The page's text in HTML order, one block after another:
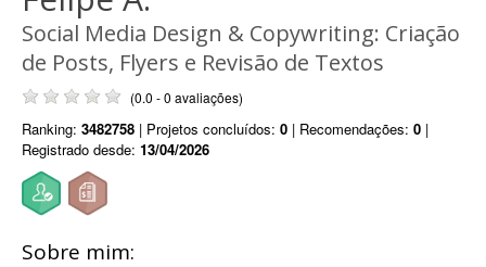
Social Media Design & Copywriting: Criação
de Posts, Flyers e Revisão de Textos
(0.0 - 0 avaliações)
Ranking: 3482758 | Projetos concluídos: 0 | Recomendações: 0 |
Registrado desde: 13/04/2026
Sobre mim: